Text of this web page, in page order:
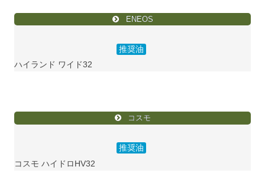
ENEOS
推奨油
ハイランド ワイド32
コスモ
推奨油
コスモ ハイドロHV32